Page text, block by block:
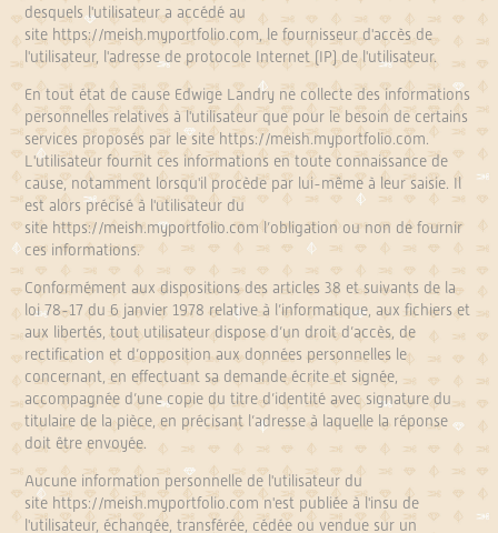
desquels l'utilisateur a accédé au
site https://meish.myportfolio.com , le fournisseur d'accès de
l'utilisateur, l'adresse de protocole Internet (IP) de l'utilisateur.
En tout état de cause Edwige Landry ne collecte des informations
personnelles relatives à l'utilisateur que pour le besoin de certains
services proposés par le site https://meish.myportfolio.com.
L'utilisateur fournit ces informations en toute connaissance de
cause, notamment lorsqu'il procède par lui-même à leur saisie. Il
est alors précisé à l'utilisateur du
site https://meish.myportfolio.coml’obligation ou non de fournir
ces informations.
Conformément aux dispositions des articles 38 et suivants de la
loi 78-17 du 6 janvier 1978 relative à l’informatique, aux fichiers et
aux libertés, tout utilisateur dispose d’un droit d’accès, de
rectification et d’opposition aux données personnelles le
concernant, en effectuant sa demande écrite et signée,
accompagnée d’une copie du titre d’identité avec signature du
titulaire de la pièce, en précisant l’adresse à laquelle la réponse
doit être envoyée.
Aucune information personnelle de l'utilisateur du
site https://meish.myportfolio.com n'est publiée à l'insu de
l'utilisateur, échangée, transférée, cédée ou vendue sur un